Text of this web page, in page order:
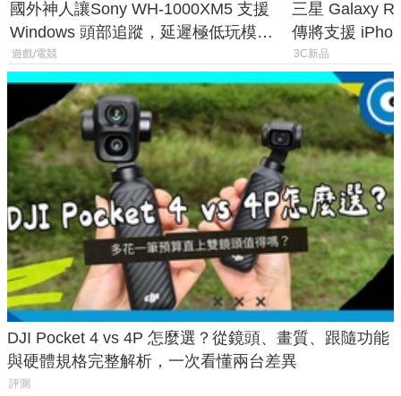
國外神人讓Sony WH-1000XM5 支援
Windows 頭部追蹤，延遲極低玩模擬
飛行超有感
遊戲/電競
三星 Galaxy
傳將支援
慧家電連動功
3C新品
DJI Pocket 4 vs 4P 怎麼選？從鏡頭、畫質、跟隨功能
與硬體規格完整解析，一次看懂兩台差異
評測